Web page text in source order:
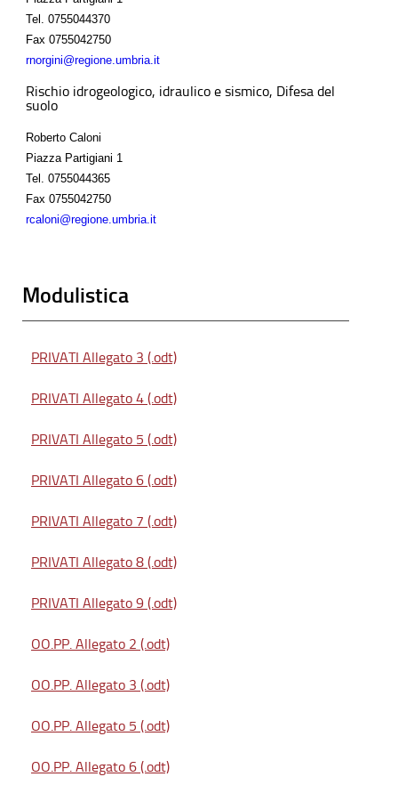
Tel. 0755044370
Fax 0755042750
rnorgini@regione.umbria.it
Rischio idrogeologico, idraulico e sismico, Difesa del
suolo
Roberto Caloni
Piazza Partigiani 1
Tel. 0755044365
Fax 0755042750
rcaloni@regione.umbria.it
Modulistica
PRIVATI Allegato 3 (.odt)
PRIVATI Allegato 4 (.odt)
PRIVATI Allegato 5 (.odt)
PRIVATI Allegato 6 (.odt)
PRIVATI Allegato 7 (.odt)
PRIVATI Allegato 8 (.odt)
PRIVATI Allegato 9 (.odt)
OO.PP. Allegato 2 (.odt)
OO.PP. Allegato 3 (.odt)
OO.PP. Allegato 5 (.odt)
OO.PP. Allegato 6 (.odt)